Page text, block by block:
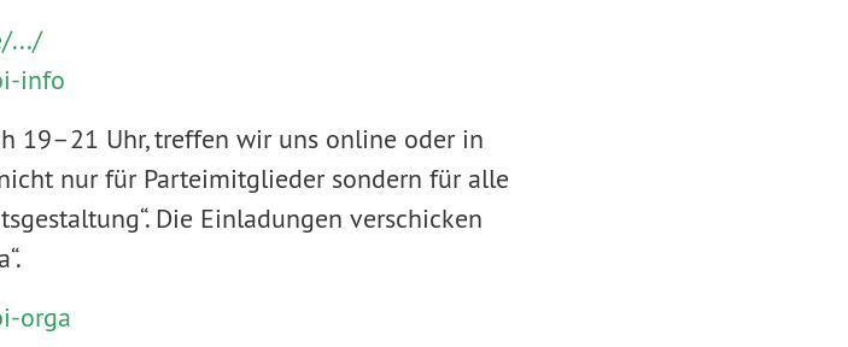
.../
info
19–21 Uhr, treffen wir uns online oder in
nur für Parteimitglieder sondern für alle
Die Einladungen verschicken
orga